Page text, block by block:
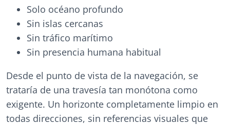
Solo océano profundo
Sin islas cercanas
Sin tráfico marítimo
Sin presencia humana habitual
Desde el punto de vista de la navegación, se
trataría de una travesía tan monótona como
exigente. Un horizonte completamente limpio en
todas direcciones, sin referencias visuales que